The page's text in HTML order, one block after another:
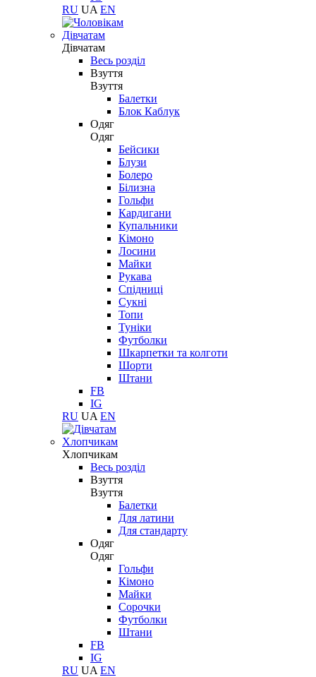
RU UA EN
Дівчатам
Дівчатам
Весь розділ
Взуття
Взуття
Балетки
Блок Каблук
Одяг
Одяг
Бейсики
Блузи
Болеро
Білизна
Гольфи
Кардигани
Купальники
Кімоно
Лосини
Майки
Рукава
Спідниці
Сукні
Топи
Туніки
Футболки
Шкарпетки та колготи
Шорти
Штани
FB
IG
RU UA EN
Хлопчикам
Хлопчикам
Весь розділ
Взуття
Взуття
Балетки
Для латини
Для стандарту
Одяг
Одяг
Гольфи
Кімоно
Майки
Сорочки
Футболки
Штани
FB
IG
RU UA EN